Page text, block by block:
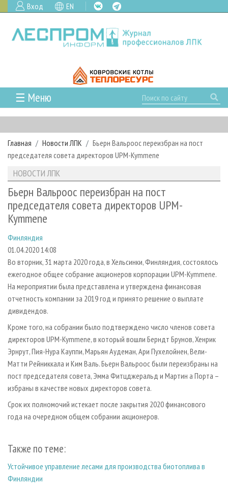
Вход EN
☰ Меню
ГЛАВНАЯ
РУБРИКИ И ТЕМЫ
РУБРИКИ ЖУРНАЛА
ЛЕСОЗАГОТОВКА
ЛЕСОПИЛЕНИЕ
ДЕРЕВООБРАБОТКА
СУШКА ДРЕВЕСИНЫ
ПРОИЗВОДСТВО ДРЕВЕСНЫХ ПЛИТ
ДЕРЕВЯННОЕ ДОМОСТРОЕНИЕ
ПРОИЗВОДСТВО МЕБЕЛИ
БИОЭНЕРГЕТИКА
ИНСТРУМЕНТ И МАТЕРИАЛЫ
НОВОСТИ
НОВОСТИ ЛПК
НОВОСТИ ЖУРНАЛА
НОВОСТИ КОМПАНИЙ
ПРОЕКТЫ ЛПИ
АНАЛИТИКА
ПРЕДПРИЯТИЯ ЛПК
ЛЕСНЫЕ РЕГИОНЫ РОССИИ
ПЕРСОНЫ
МОБИЛЬНЫЕ ВЫСТАВКИ
ОФИЦИАЛЬНЫЕ ДЕЛЕГАЦИИ
ПРИОРИТЕТНЫЕ ИНВЕСТПРОЕКТЫ
RUSSIAN FORESTRY REVIEW
БИБЛИОТЕКА СПЕЦИАЛИСТА
АРХИВ ЖУРНАЛОВ
СТАТЬИ
О ЖУРНАЛЕ
ПОДПИСКА
КОНТАКТЫ
РЕКЛАМОДАТЕЛЯМ
РЕКЛАМА
РЕКЛАМА НА САЙТЕ
Главная Новости ЛПК
Бьерн Вальроос переизбран на пост
председателя совета директоров UPM-Kymmene
НОВОСТИ ЛПК
Бьерн Вальроос переизбран на пост
председателя совета директоров UPM-
Kymmene
Финляндия
01.04.2020 14:08
Во вторник, 31 марта 2020 года, в Хельсинки, Финляндия, состоялось
ежегодное общее собрание акционеров корпорации UPM-Kymmene.
На мероприятии была представлена и утверждена финансовая
отчетность компании за 2019 год и принято решение о выплате
дивидендов.
Кроме того, на собрании было подтверждено число членов совета
директоров UPM-Kymmene, в который вошли Берндт Брунов, Хенрик
Эрнрут, Пия-Нура Кауппи, Марьян Аудеман, Ари Пухелойнен, Вели-
Матти Рейниккала и Ким Валь. Бьерн Вальроос были переизбраны на
пост председателя совета, Эмма Фитцджеральд и Мартин а Порта –
избраны в качестве новых директоров совета.
Срок их полномочий истекает после закрытия 2020 финансового
года на очередном общем собрании акционеров.
Также по теме:
Устойчивое управление лесами для производства биотоплива в
Финляндии